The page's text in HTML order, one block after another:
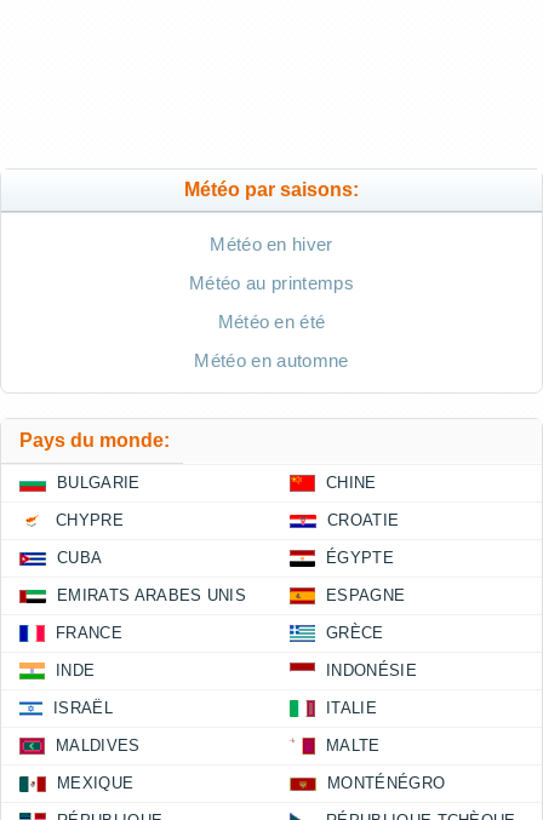
Météo par saisons:
Météo en hiver
Météo au printemps
Météo en été
Météo en automne
Pays du monde:
BULGARIE CHINE
CHYPRE CROATIE
CUBA ÉGYPTE
EMIRATS ARABES UNIS ESPAGNE
FRANCE GRÈCE
INDE INDONÉSIE
ISRAËL ITALIE
MALDIVES MALTE
MEXIQUE MONTÉNÉGRO